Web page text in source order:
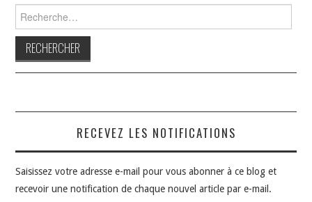
RECEVEZ LES NOTIFICATIONS
Saisissez votre adresse e-mail pour vous abonner à ce blog et
recevoir une notification de chaque nouvel article par e-mail.